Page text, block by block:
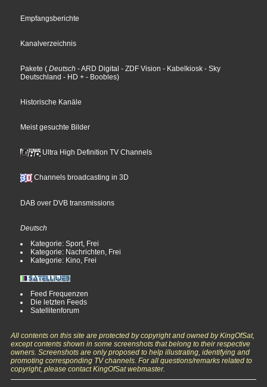
Empfangsberichte
Kanalverzeichnis
Pakete ( Deutsch - ARD Digital - ZDF Vision - Kabelkiosk - Sky
Deutschland - HD + - Boobles)
Historische Kanäle
Meist gesuchte Bilder
Ultra High Definition TV Channels
Channels broadcasting in 3D
DAB over DVB transmissions
Deutsch
Kategorie: Sport, Frei
Kategorie: Nachrichten, Frei
Kategorie: Kino, Frei
Feed Frequenzen
Die letzten Feeds
Satellitenforum
All contents on this site are protected by copyright and owned by KingOfSat,
except contents shown in some screenshots that belong to their respective
owners. Screenshots are only proposed to help illustrating, identifying and
promoting corresponding TV channels. For all questions/remarks related to
copyright, please contact KingOfSat webmaster.